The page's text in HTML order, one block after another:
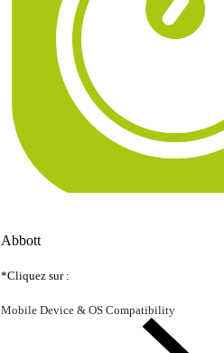
Abbott
*Cliquez sur :
Mobile Device & OS Compatibility